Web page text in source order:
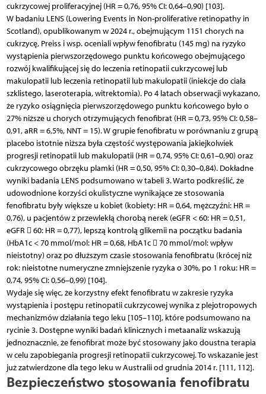
cukrzycowej proliferacyjnej (HR = 0,76, 95% CI: 0,64–0,90) [103].
W badaniu LENS (Lowering Events in Non-proliferative retinopathy in
Scotland), opublikowanym w 2024 r., obejmującym 1151 chorych na
cukrzycę, Preiss i wsp. oceniali wpływ fenofibratu (145 mg) na ryzyko
wystąpienia pierwszorzędowego punktu końcowego obejmującego
rozwój kwalifikującej się do leczenia retinopatii cukrzycowej lub
makulopatii lub leczenia retinopatii lub makulopatii (iniekcje do ciała
szklistego, laseroterapia, witrektomia). Po 4 latach obserwacji wykazano,
że ryzyko osiągnięcia pierwszorzędowego punktu końcowego było o
27% niższe u chorych otrzymujących fenofibrat (HR = 0,73, 95% CI: 0,58–
0,91, aRR = 6,5%, NNT = 15). W grupie fenofibratu w porównaniu z grupą
placebo istotnie niższa była częstość występowania jakiejkolwiek
progresji retinopatii lub makulopatii (HR = 0,74, 95% CI: 0,61–0,90) oraz
cukrzycowego obrzęku plamki (HR = 0,50, 95% CI: 0,30–0,84). Dokładne
wyniki badania LENS podsumowano w tabeli 3. Warto podkreślić, że
udowodnione korzyści okulistyczne wynikające ze stosowania
fenofibratu były większe u kobiet (kobiety: HR = 0,64, mężczyźni: HR =
0,76), u pacjentów z przewlekłą chorobą nerek (eGFR < 60: HR = 0,51,
eGFR  60: HR = 0,77), lepszą kontrolą glikemii na początku badania
(HbA1c < 70 mmol/mol: HR = 0,68, HbA1c  70 mmol/mol: wpływ
nieistotny) oraz po dłuższym czasie stosowania fenofibratu (krócej niż
rok: nieistotne numeryczne zmniejszenie ryzyka o 30%, po 1 roku: HR =
0,74, 95% CI: 0,56–0,99) [104].
Wydaje się więc, że korzystny efekt fenofibratu w zakresie ryzyka
wystąpienia i postępu retinopatii cukrzycowej wynika z plejotropowych
mechanizmów działania tego leku [105–110], które podsumowano na
rycinie 3. Dostępne wyniki badań klinicznych i metaanaliz wskazują
jednoznacznie, że fenofibrat może być stosowany jako doustna terapia
w celu zapobiegania progresji retinopatii cukrzycowej. To wskazanie jest
już zatwierdzone dla tego leku w Australii od grudnia 2014 r. [111, 112].
Bezpieczeństwo stosowania fenofibratu